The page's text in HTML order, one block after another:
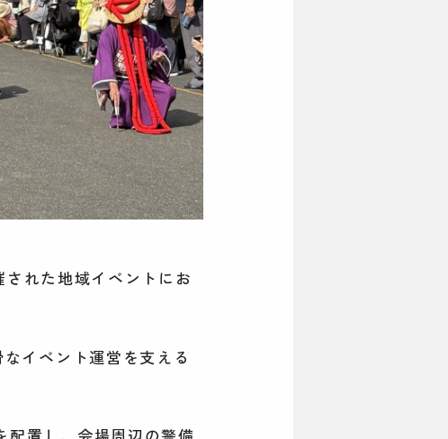
れた地域イベントにお
イベント運営を支える